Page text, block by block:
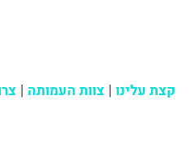
קצת עלינו צוות העמותה